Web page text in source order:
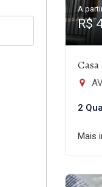
A
R$
2
Mais